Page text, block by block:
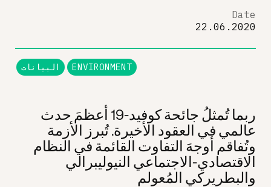
ربما تُمثلُ جائحة كوفيد-19 أعظمَ حدث
عالمي في العقود الأخيرة. تُبرز الأزمة
وتُفاقم أوجهَ التفاوت القائمة في النظام
الاقتصادي-الاجتماعي النيوليبرالي
والبطريركي المُعولم
Date
22.06.2020
البيانات ENVIRONMENT